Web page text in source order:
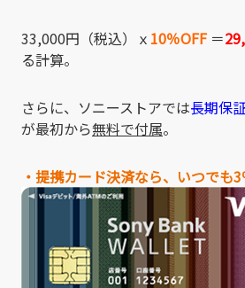
33,000円（税込） ｘ 10％OFF＝
る計算。
さらに、ソニーストアでは長期保
が最初から無料で付属。
・提携カード決済なら、いつでも